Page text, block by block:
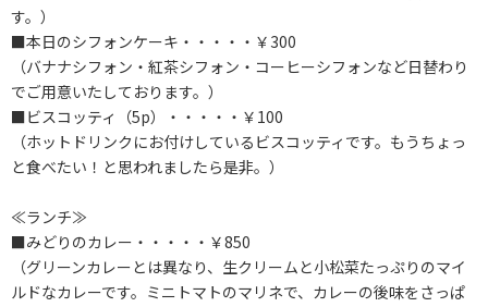
す。）
■本日のシフォンケーキ・・・・・￥300
（バナナシフォン・紅茶シフォン・コーヒーシフォンなど日替わり
でご用意いたしております。）
■ビスコッティ（5p）・・・・・￥100
（ホットドリンクにお付けしているビスコッティです。もうちょっ
と食べたい！と思われましたら是非。）
≪ランチ≫
■みどりのカレー・・・・・￥850
（グリーンカレーとは異なり、生クリームと小松菜たっぷりのマイ
ルドなカレーです。ミニトマトのマリネで、カレーの後味をさっぱ